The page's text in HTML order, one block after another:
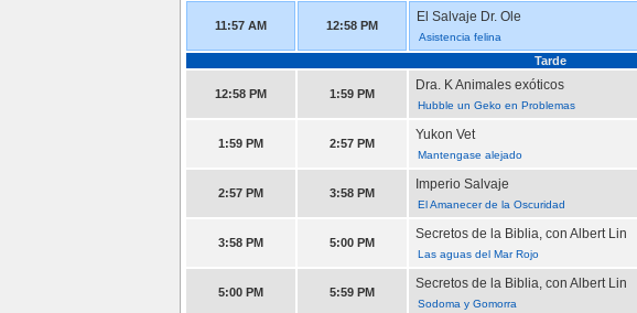
11:57 AM 12:58 PM
El Salvaje Dr. Ole
Asistencia felina
Tarde
12:58 PM 1:59 PM
Dra. K Animales exóticos
Hubble un Geko en Problemas
1:59 PM 2:57 PM
Yukon Vet
Mantengase alejado
2:57 PM 3:58 PM
Imperio Salvaje
El Amanecer de la Oscuridad
3:58 PM 5:00 PM
Secretos de la Biblia, con Albert Lin
Las aguas del Mar Rojo
5:00 PM 5:59 PM
Secretos de la Biblia, con Albert Lin
Sodoma y Gomorra